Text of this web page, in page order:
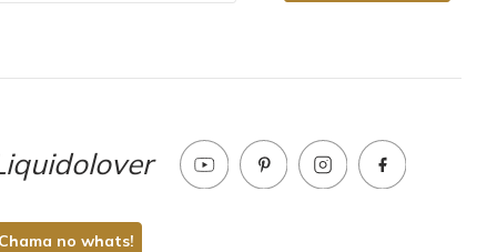
Chama no whats!